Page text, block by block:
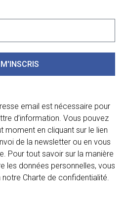
email est nécessaire pour
d’information. Vous pouvez
moment en cliquant sur le lien
de la newsletter ou en vous
Pour tout savoir sur la manière
les données personnelles, vous
Charte de confidentialité.